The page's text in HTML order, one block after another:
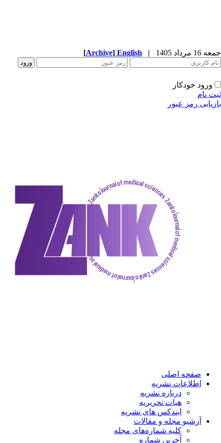
|
English
[Archive
عبور
اصلی
نشریه
درباره نشریه
هیات تحریریه
ایندکس های نشریه
مجله و مقالات
کلیه شماره‌های مجله
آخرین شماره